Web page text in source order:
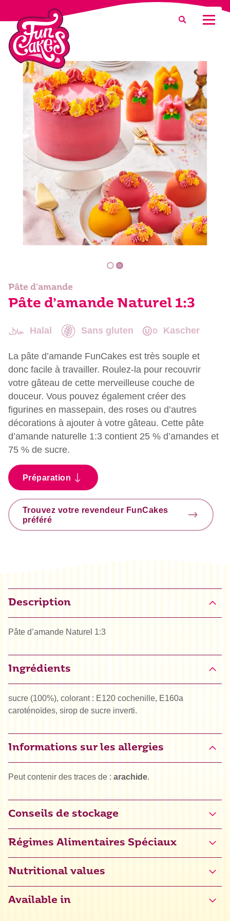
Que recherchez-vous ?
Recherche
Pâte d’amande
Pâte d’amande Naturel 1:3
Halal Sans gluten Kascher
La pâte d’amande FunCakes est très souple et
donc facile à travailler. Roulez-la pour recouvrir
votre gâteau de cette merveilleuse couche de
douceur. Vous pouvez également créer des
figurines en massepain, des roses ou d’autres
décorations à ajouter à votre gâteau. Cette pâte
d’amande naturelle 1:3 contient 25 % d’amandes et
75 % de sucre.
Préparation
Trouvez votre revendeur FunCakes
préféré
Description
Pâte d’amande Naturel 1:3
Ingrédients
sucre (100%), colorant : E120 cochenille, E160a
caroténoïdes, sirop de sucre inverti.
Informations sur les allergies
Peut contenir des traces de : arachide.
Conseils de stockage
Régimes Alimentaires Spéciaux
Halal
Certifié sans gluten (NL-090-078)
Nutritional values
Available in